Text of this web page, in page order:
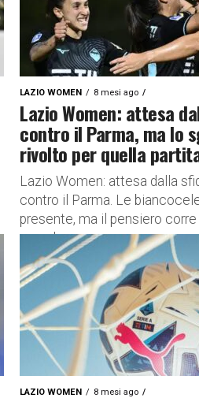
LAZIO WOMEN 8 mesi ago
Lazio Women: attesa
contro il Parma, ma lo
rivolto per quella
Lazio Women: attesa dalla
contro il Parma. Le
presente, ma il pensiero
sono le...
LAZIO WOMEN 8 mesi ago